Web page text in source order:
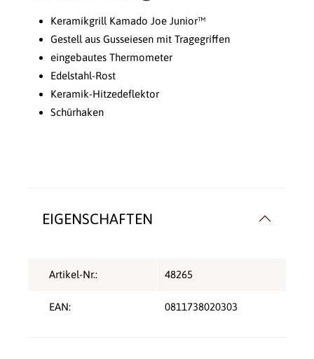
Keramikgrill Kamado Joe Junior™
Gestell aus Gusseiesen mit Tragegriffen
eingebautes Thermometer
Edelstahl-Rost
Keramik-Hitzedeflektor
Schürhaken
EIGENSCHAFTEN
Artikel-Nr.: 48265
EAN: 0811738020303